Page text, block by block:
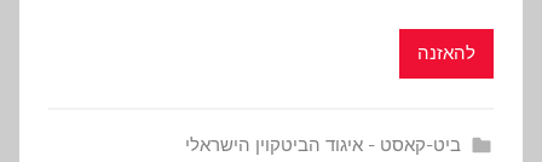
להאזנה
ביט-קאסט - איגוד הביטקוין הישראלי